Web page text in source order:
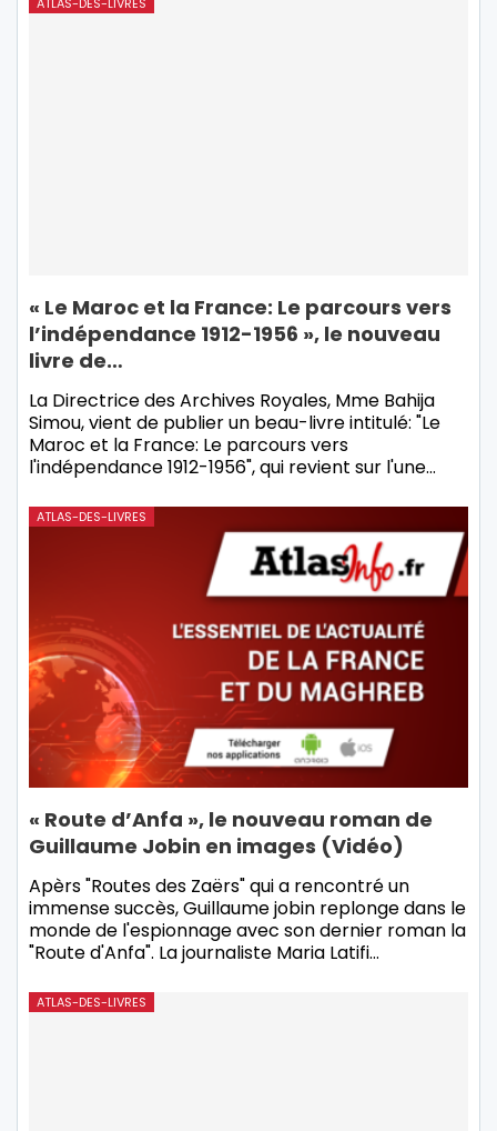
« Le Maroc et la France: Le parcours vers
l’indépendance 1912-1956 », le nouveau
livre de…
La Directrice des Archives Royales, Mme Bahija
Simou, vient de publier un beau-livre intitulé: "Le
Maroc et la France: Le parcours vers
l'indépendance 1912-1956", qui revient sur l'une…
ATLAS-DES-LIVRES
« Route d’Anfa », le nouveau roman de
Guillaume Jobin en images (Vidéo)
Apèrs "Routes des Zaërs" qui a rencontré un
immense succès, Guillaume jobin replonge dans le
monde de l'espionnage avec son dernier roman la
"Route d'Anfa". La journaliste Maria Latifi…
ATLAS-DES-LIVRES